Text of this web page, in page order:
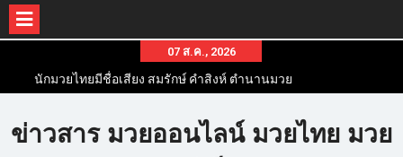
07 ส.ค., 2026
นักมวยไทยมีชื่อเสียง สมรักษ์ คำสิงห์ ตำนานมวย
นักมวยไทยชื่อดัง สุดยอดนักมวยไทยที่ดังไปทั่วโลก
ข่าวมวยไทยโครตฮอต เว็บข่าวมวยในทุกๆแวดวงมี
ข่าวสาร มวยออนไลน์ มวยไทย มวย